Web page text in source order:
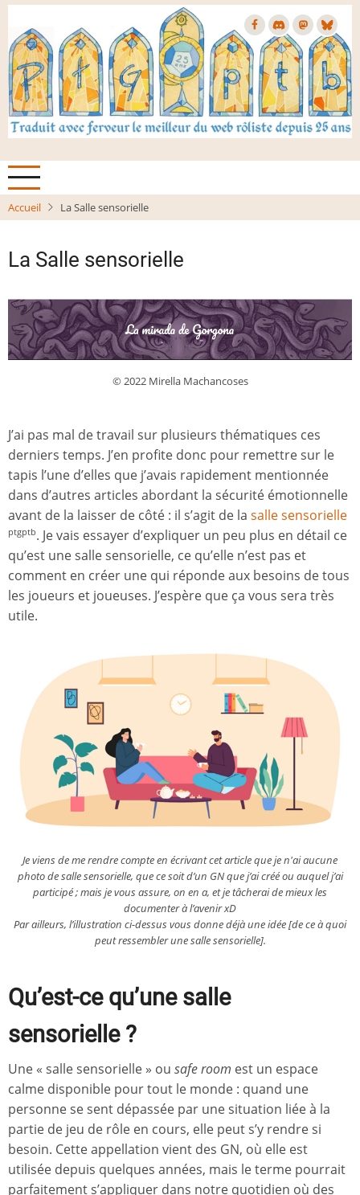
Aller
contenu
principal
Accueil La Salle sensorielle
La Salle sensorielle
© 2022 Mirella Machancoses
J’ai pas mal de travail sur plusieurs thématiques ces
derniers temps. J’en profite donc pour remettre sur le
tapis l’une d’elles que j’avais rapidement mentionnée
dans d’autres articles abordant la sécurité émotionnelle
avant de la laisser de côté : il s’agit de la salle sensorielle
ptgptb. Je vais essayer d’expliquer un peu plus en détail ce
qu’est une salle sensorielle, ce qu’elle n’est pas et
comment en créer une qui réponde aux besoins de tous
les joueurs et joueuses. J’espère que ça vous sera très
utile.
Je viens de me rendre compte en écrivant cet article que je n'ai aucune
photo de salle sensorielle, que ce soit d’un GN que j’ai créé ou auquel j’ai
participé ; mais je vous assure, on en a, et je tâcherai de mieux les
documenter à l’avenir xD
Par ailleurs, l’illustration ci-dessus vous donne déjà une idée [de ce à quoi
peut ressembler une salle sensorielle].
Qu’est-ce qu’une salle
sensorielle ?
Une « salle sensorielle » ou safe room est un espace
calme disponible pour tout le monde : quand une
personne se sent dépassée par une situation liée à la
partie de jeu de rôle en cours, elle peut s’y rendre si
besoin. Cette appellation vient des GN, où elle est
utilisée depuis quelques années, mais le terme pourrait
parfaitement s’appliquer dans notre quotidien où des